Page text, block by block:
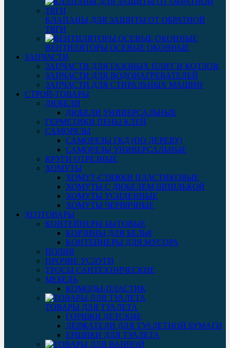
КЛАПАНЫ ДЛЯ ЗАЩИТЫ ОТ ОБРАТНОЙ
ТЯГИ
ВЕНТИЛЯТОРЫ ОСЕВЫЕ ОКОННЫЕ
ЗАПЧАСТИ
ЗАПЧАСТИ ДЛЯ ГАЗОВЫХ ПЛИТ И КОТЛОВ
ЗАПЧАСТИ ДЛЯ ВОДОНАГРЕВАТЕЛЕЙ
ЗАПЧАСТИ ДЛЯ СТИРАЛЬНЫХ МАШИН
СТРОЙ-ТОВАРЫ
ДЮБЕЛИ
ДЮБЕЛИ УНИВЕРСАЛЬНЫЕ
ГЕРМЕТИКИ ПЕНЫ КЛЕЙ
САМОРЕЗЫ
САМОРЕЗЫ ГКД (ПО ДЕРЕВУ)
САМОРЕЗЫ УНИВЕРСАЛЬНЫЕ
КРУГИ ОТРЕЗНЫЕ
ХОМУТЫ
ХОМУТ-СТЯЖКИ ПЛАСТИКОВЫЕ
ХОМУТЫ С ДЮБЕЛЕМ ШПИЛЬКОЙ
ХОМУТЫ УСИЛЕННЫЕ
ХОМУТЫ ЧЕРВЯЧНЫЕ
ХОЗТОВАРЫ
КОНТЕЙНЕРЫ БЫТОВЫЕ
КОРЗИНЫ ДЛЯ БЕЛЬЯ
КОНТЕЙНЕРЫ ДЛЯ МУСОРА
ПОЛИВ
ПРОЧИЕ УСЛУГИ
ТРОСЫ САНТЕХНИЧЕСКИЕ
МЕБЕЛЬ
КОМОДЫ-ПЛАСТИК
ТОВАРЫ ДЛЯ ТУАЛЕТА
ГОРШКИ ДЕТСКИЕ
ДЕРЖАТЕЛИ ДЛЯ ТУАЛЕТНОЙ БУМАГИ
ЕРШИКИ ДЛЯ ТУАЛЕТА